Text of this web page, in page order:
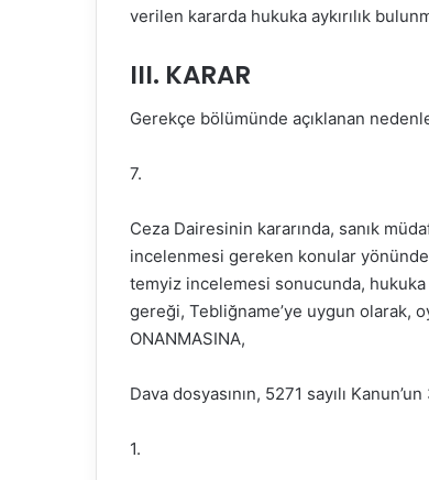
verilen kararda hukuka aykırılık
III. KARAR
Gerekçe bölümünde açıklanan
7.
Ceza Dairesinin kararında, sanık
incelenmesi gereken konular
temyiz incelemesi sonucunda, hukuka
gereği, Tebliğname’ye uygun olarak,
ONANMASINA,
Dava dosyasının, 5271 sayılı
1.